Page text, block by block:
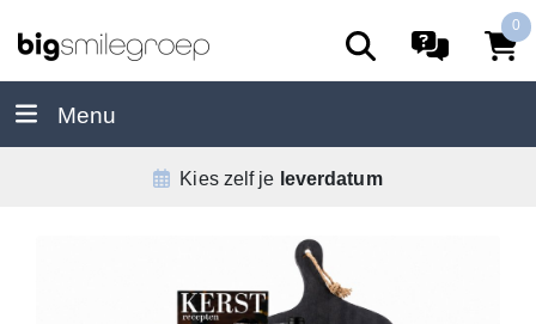
0
Menu
leverdatum